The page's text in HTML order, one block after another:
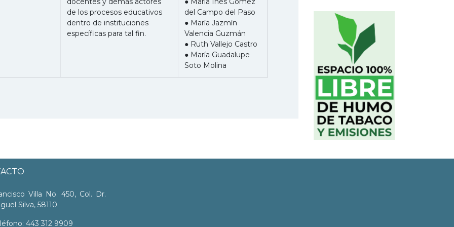
de los procesos educativos
dentro de instituciones
específicas para tal fin.
del Campo del Paso
● María Jazmín
Valencia Guzmán
● Ruth Vallejo Castro
● María Guadalupe
Soto Molina
Villa No. 450, Col. Dr.
Silva, 58110
443 312 9909